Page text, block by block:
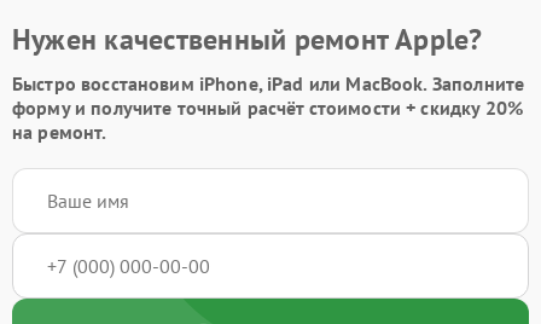
Нужен качественный ремонт Apple?
Быстро восстановим iPhone, iPad или MacBook. Заполните
формуи получите точный расчёт стоимости +скидку 20%
на ремонт.